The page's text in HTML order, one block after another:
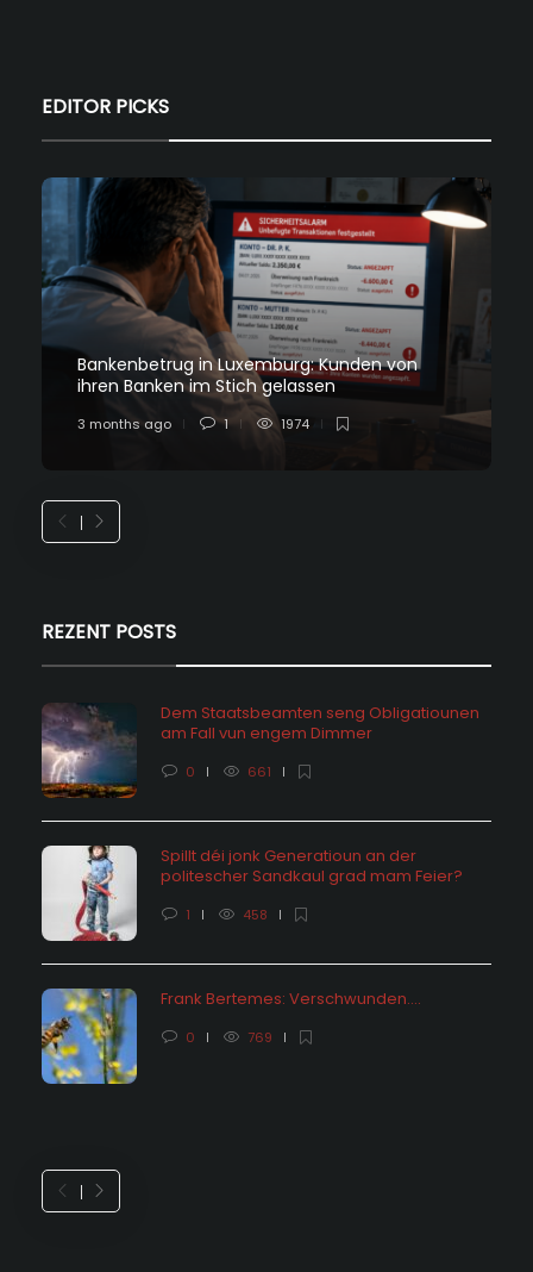
EDITOR PICKS
Bankenbetrug in Luxemburg: Kunden von
ihren Banken im Stich gelassen
3 months ago 1 1974
REZENT POSTS
Dem Staatsbeamten seng Obligatiounen
am Fall vun engem Dimmer
0 661
Spillt déi jonk Generatioun an der
politescher Sandkaul grad mam Feier?
1 458
Frank Bertemes: Verschwunden….
0 769